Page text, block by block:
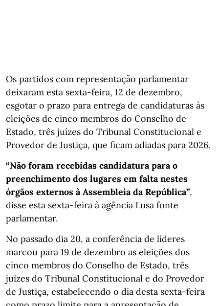
Os partidos com representação parlamentar
deixaram esta sexta-feira, 12 de dezembro,
esgotar o prazo para entrega de candidaturas às
eleições de cinco membros do Conselho de
Estado, três juízes do Tribunal Constitucional e
Provedor de Justiça, que ficam adiadas para 2026.
“Não foram recebidas candidatura para o
preenchimento dos lugares em falta nestes
órgãos externos à Assembleia da República”,
disse esta sexta-feira à agência Lusa fonte
parlamentar.
No passado dia 20, a conferência de líderes
marcou para 19 de dezembro as eleições dos
cinco membros do Conselho de Estado, três
juízes do Tribunal Constitucional e do Provedor
de Justiça, estabelecendo o dia desta sexta-feira